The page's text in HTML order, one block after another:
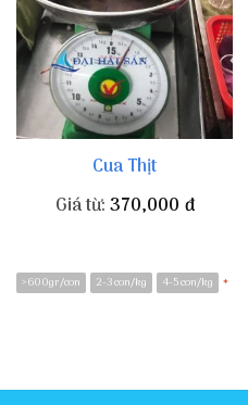
Cua Thịt
Giá từ:370,000 đ
>600gr/con 2-3 con/kg 4-5 con/kg *